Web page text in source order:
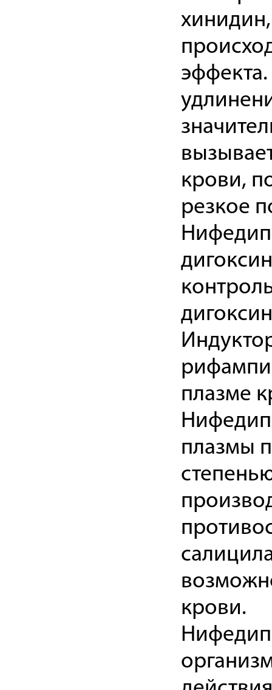
крови,
резкое
плазме
плазмы
крови.